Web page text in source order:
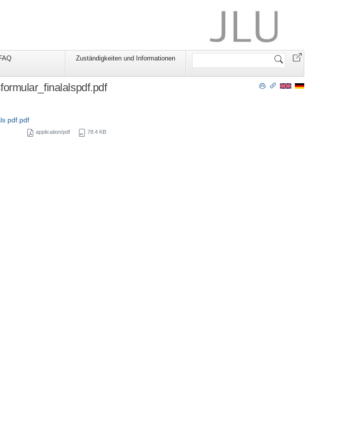
FAQ Zuständigkeiten und Informationen
Website
pdf.pdf
application/pdf 78.4 KB